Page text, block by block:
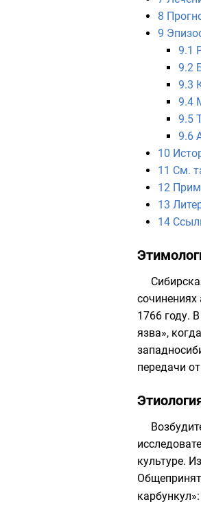
8
9
9.1
9.2
9.3
9.4
9.5
9.6
10
11 См.
12
13
14
1766 году.
язва»,
передачи
культуре.